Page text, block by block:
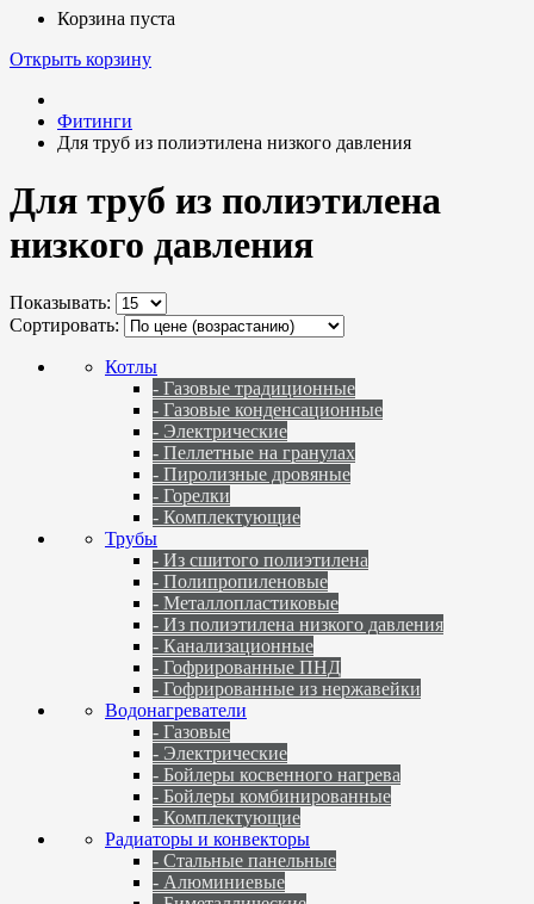
Корзина пуста
Открыть корзину
Фитинги
Для труб из полиэтилена низкого давления
Для труб из полиэтилена
низкого давления
Показывать:
Сортировать:
Котлы
- Газовые традиционные
- Газовые конденсационные
- Электрические
- Пеллетные на гранулах
- Пиролизные дровяные
- Горелки
- Комплектующие
Трубы
- Из сшитого полиэтилена
- Полипропиленовые
- Металлопластиковые
- Из полиэтилена низкого давления
- Канализационные
- Гофрированные ПНД
- Гофрированные из нержавейки
Водонагреватели
- Газовые
- Электрические
- Бойлеры косвенного нагрева
- Бойлеры комбинированные
- Комплектующие
Радиаторы и конвекторы
- Стальные панельные
- Алюминиевые